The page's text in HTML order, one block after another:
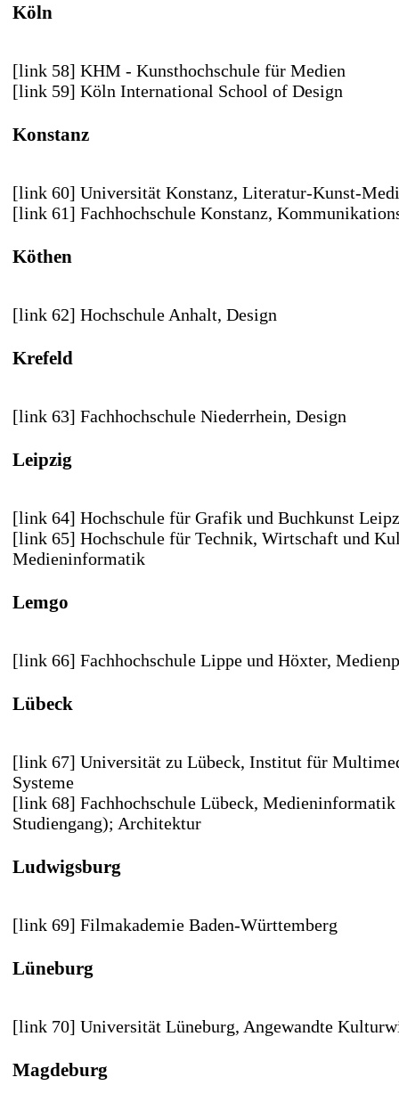
Köln
[link 58] KHM - Kunsthochschule für Medien
[link 59] Köln International School of Design
Konstanz
[link 60] Universität Konstanz, Literatur-Kunst-
[link 61] Fachhochschule Konstanz,
Köthen
[link 62] Hochschule Anhalt, Design
Krefeld
[link 63] Fachhochschule Niederrhein, Design
Leipzig
[link 64] Hochschule für Grafik und Buchkunst
[link 65] Hochschule für Technik, Wirtschaft und
Medieninformatik
Lemgo
[link 66] Fachhochschule Lippe und Höxter,
Lübeck
[link 67] Universität zu Lübeck, Institut für
Systeme
[link 68] Fachhochschule Lübeck,
Studiengang); Architektur
Ludwigsburg
[link 69] Filmakademie Baden-Württemberg
Lüneburg
[link 70] Universität Lüneburg, Angewandte
Magdeburg